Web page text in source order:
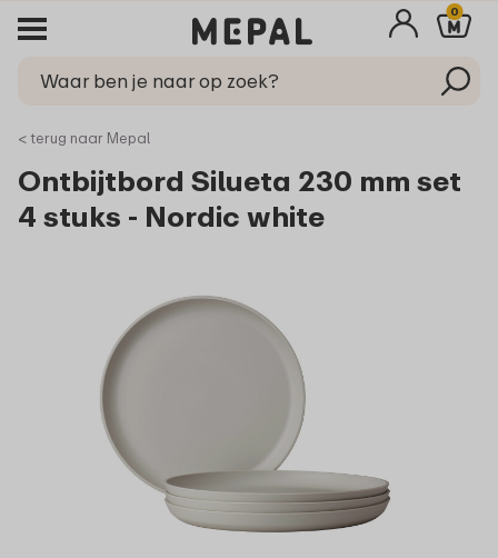
0
< terug naar Mepal
Ontbijtbord Silueta 230 mm set
4 stuks - Nordic white